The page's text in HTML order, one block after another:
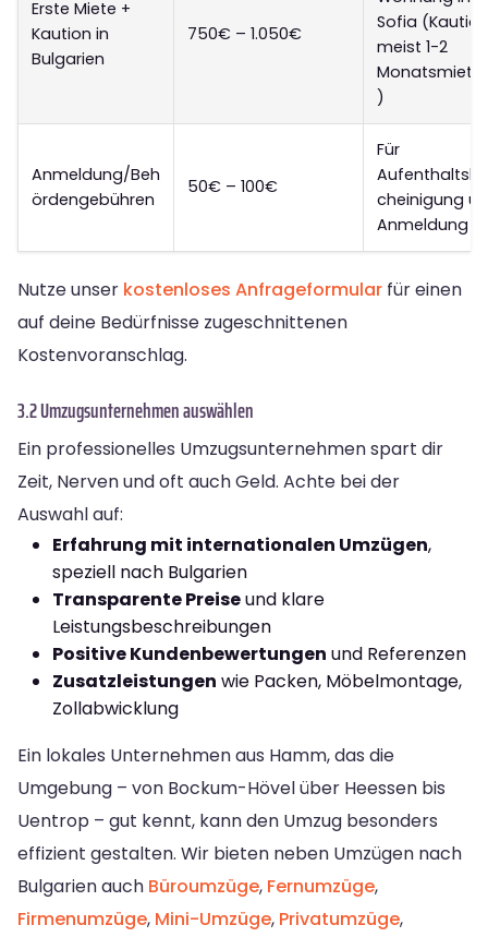
Erste Miete +
Kaution in
Bulgarien
750€ – 1.050€
Sofia (Kaution
meist 1-2
)
Anmeldung/Beh
ördengebühren
50€ – 100€
Für
cheinigung
Anmeldung
Nutze unser kostenloses Anfrageformular für einen
auf deine Bedürfnisse zugeschnittenen
Kostenvoranschlag.
3.2 Umzugsunternehmen auswählen
Ein professionelles Umzugsunternehmen spart dir
Zeit, Nerven und oft auch Geld. Achte bei der
Auswahl auf:
Erfahrung mit internationalen Umzügen,
speziell nach Bulgarien
Transparente Preiseund klare
Leistungsbeschreibungen
Positive Kundenbewertungen und Referenzen
Zusatzleistungen wie Packen, Möbelmontage,
Zollabwicklung
Ein lokales Unternehmen aus Hamm, das die
Umgebung – von Bockum-Hövel über Heessen bis
Uentrop – gut kennt, kann den Umzug besonders
effizient gestalten. Wir bieten neben Umzügen nach
Bulgarien auch Büroumzüge, Fernumzüge,
Firmenumzüge, Mini-Umzüge, Privatumzüge,